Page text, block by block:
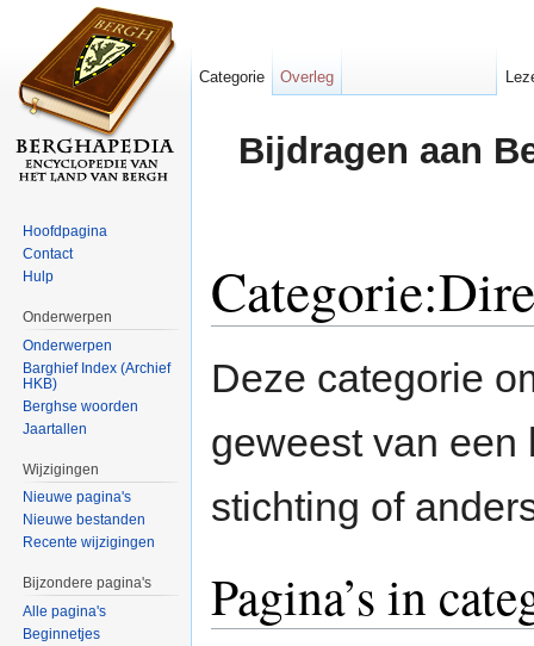
Bijdragen aan
Deze categorie
geweest van een
stichting of
Pagina’s in
Categorie Overleg
Hoofdpagina
Contact
Hulp
Onderwerpen
Onderwerpen
Barghief Index (Archief
HKB)
Berghse woorden
Jaartallen
Wijzigingen
Nieuwe pagina's
Nieuwe bestanden
Recente wijzigingen
Bijzondere pagina's
Alle pagina's
Beginnetjes